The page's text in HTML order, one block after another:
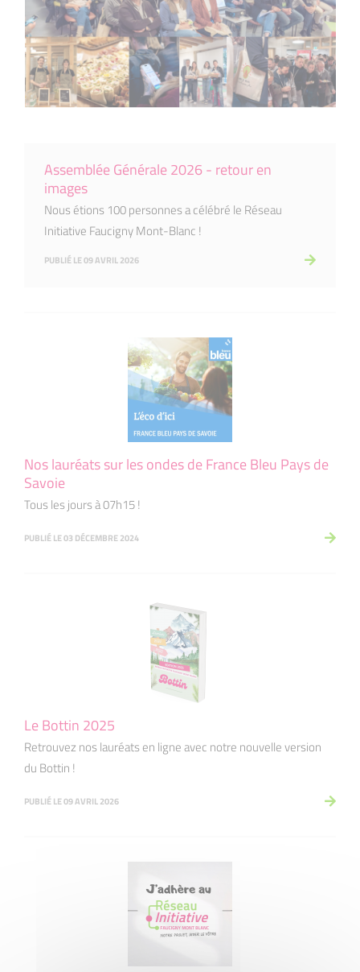
Assemblée Générale 2026 - retour en
images
Nous étions 100 personnes a célébré le Réseau
Initiative Faucigny Mont-Blanc !
PUBLIÉ LE 09 AVRIL 2026
Nos lauréats sur les ondes de France Bleu Pays de
Savoie
Tous les jours à 07h15 !
PUBLIÉ LE 03 DÉCEMBRE 2024
Le Bottin 2025
Retrouvez nos lauréats en ligne avec notre nouvelle version
du Bottin !
PUBLIÉ LE 09 AVRIL 2026